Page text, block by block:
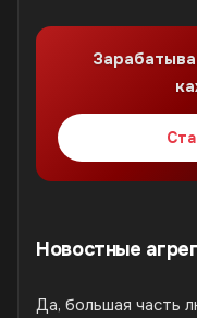
Новостные
Да, большая часть